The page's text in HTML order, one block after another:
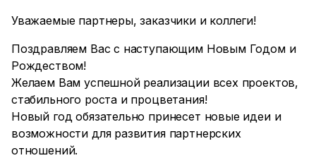
Уважаемые партнеры, заказчики и коллеги!
Поздравляем Вас с наступающим Новым Годом и
Рождеством!
Желаем Вам успешной реализации всех проектов,
стабильного роста и процветания!
Новый год обязательно принесет новые идеи и
возможности для развития партнерских
отношений.